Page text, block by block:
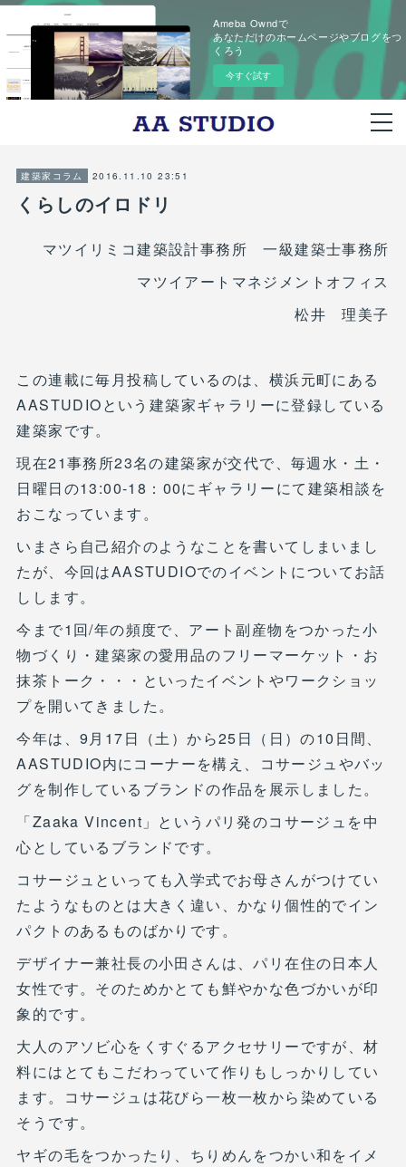
Ameba Owndで
あなただけのホームページやブログをつ
くろう
今すぐ試す
建築家コラム 2016.11.10 23:51
くらしのイロドリ
マツイリミコ建築設計事務所 一級建築士事務所
マツイアートマネジメントオフィス
松井 理美子
この連載に毎月投稿しているのは、横浜元町にある
AASTUDIOという建築家ギャラリーに登録している
建築家です。
現在21事務所23名の建築家が交代で、毎週水・土・
日曜日の13:00-18：00にギャラリーにて建築相談を
おこなっています。
いまさら自己紹介のようなことを書いてしまいまし
たが、今回はAASTUDIOでのイベントについてお話
しします。
今まで1回/年の頻度で、アート副産物をつかった小
物づくり・建築家の愛用品のフリーマーケット・お
抹茶トーク・・・といったイベントやワークショッ
プを開いてきました。
今年は、9月17日（土）から25日（日）の10日間、
AASTUDIO内にコーナーを構え、コサージュやバッ
グを制作しているブランドの作品を展示しました。
「Zaaka Vincent」というパリ発のコサージュを中
心としているブランドです。
コサージュといっても入学式でお母さんがつけてい
たようなものとは大きく違い、かなり個性的でイン
パクトのあるものばかりです。
デザイナー兼社長の小田さんは、パリ在住の日本人
女性です。そのためかとても鮮やかな色づかいが印
象的です。
大人のアソビ心をくすぐるアクセサリーですが、材
料にはとてもこだわっていて作りもしっかりしてい
ます。コサージュは花びら一枚一枚から染めている
そうです。
ヤギの毛をつかったり、ちりめんをつかい和をイメ